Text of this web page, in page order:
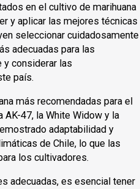
en el cultivo de marihuana
y aplicar las mejores técnicas
seleccionar cuidadosamente
adecuadas para las
y considerar las
país.
más recomendadas para el
AK-47, la White Widow y la
adaptabilidad y
de Chile, lo que las
los cultivadores.
adecuadas, es esencial tener